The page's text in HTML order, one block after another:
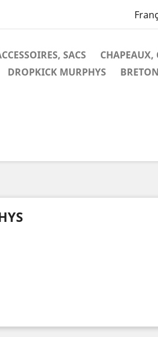
SACS CHAPEAUX,
DROPKICK MURPHYS